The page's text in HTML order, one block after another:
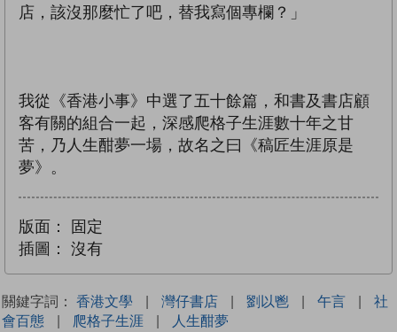
店，該沒那麼忙了吧，替我寫個專欄？」
我從《香港小事》中選了五十餘篇，和書及書店顧
客有關的組合一起，深感爬格子生涯數十年之甘
苦，乃人生酣夢一場，故名之曰《稿匠生涯原是
夢》。
版面：
固定
插圖：
沒有
關鍵字詞： 香港文學 | 灣仔書店 | 劉以鬯 | 午言 |
社
會百態
| 爬格子生涯 | 人生酣夢